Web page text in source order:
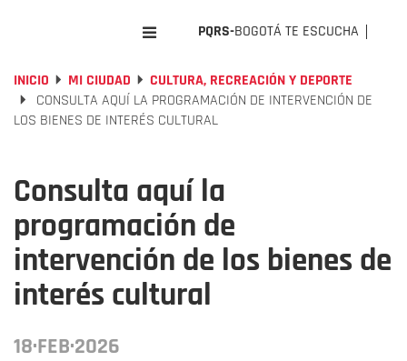
PQRS-BOGOTÁ TE ESCUCHA
INICIO MI CIUDAD
CULTURA, RECREACIÓN Y DEPORTE
CONSULTA AQUÍ LA PROGRAMACIÓN DE INTERVENCIÓN DE
LOS BIENES DE INTERÉS CULTURAL
Consulta aquí la
programación de
intervención de los bienes de
interés cultural
18·FEB·2026